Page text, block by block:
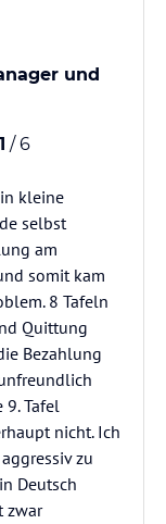
und
1 / 6
kleine
selbst
am
somit kam
8 Tafeln
Quittung
Bezahlung
9. Tafel
nicht. Ich
zu
Deutsch
zwar